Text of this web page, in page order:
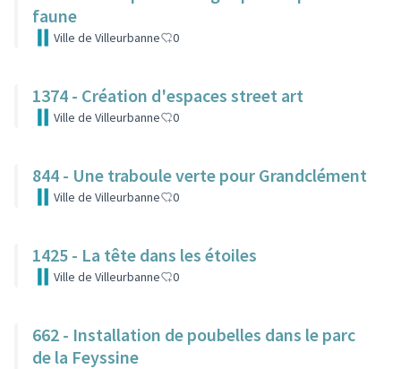
faune
Ville de Villeurbanne 0
1374 - Création d'espaces street art
Ville de Villeurbanne 0
844 - Une traboule verte pour Grandclément
Ville de Villeurbanne 0
1425 - La tête dans les étoiles
Ville de Villeurbanne 0
662 - Installation de poubelles dans le parc
de la Feyssine